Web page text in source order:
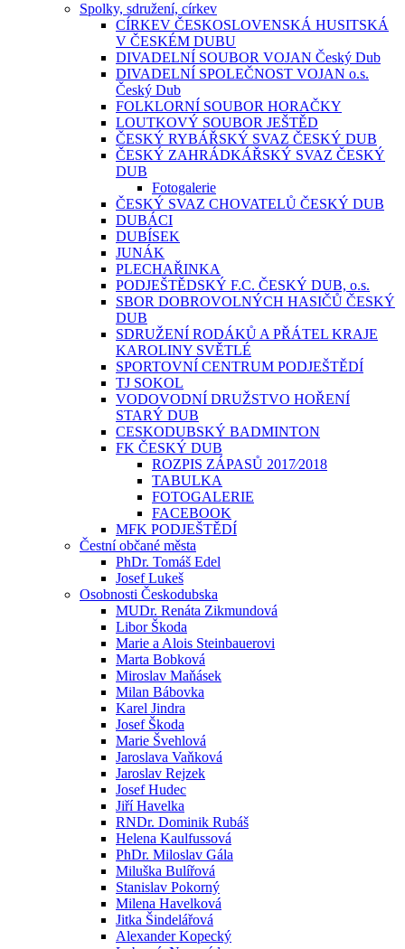
Spolky, sdružení, církev
CÍRKEV ČESKOSLOVENSKÁ HUSITSKÁ
V ČESKÉM DUBU
DIVADELNÍ SOUBOR VOJAN Český Dub
DIVADELNÍ SPOLEČNOST VOJAN o.s.
Český Dub
FOLKLORNÍ SOUBOR HORAČKY
LOUTKOVÝ SOUBOR JEŠTĚD
ČESKÝ RYBÁŘSKÝ SVAZ ČESKÝ DUB
ČESKÝ ZAHRÁDKÁŘSKÝ SVAZ ČESKÝ
DUB
Fotogalerie
ČESKÝ SVAZ CHOVATELŮ ČESKÝ DUB
DUBÁCI
DUBÍSEK
JUNÁK
PLECHAŘINKA
PODJEŠTĚDSKÝ F.C. ČESKÝ DUB, o.s.
SBOR DOBROVOLNÝCH HASIČŮ ČESKÝ
DUB
SDRUŽENÍ RODÁKŮ A PŘÁTEL KRAJE
KAROLINY SVĚTLÉ
SPORTOVNÍ CENTRUM PODJEŠTĚDÍ
TJ SOKOL
VODOVODNÍ DRUŽSTVO HOŘENÍ
STARÝ DUB
CESKODUBSKÝ BADMINTON
FK ČESKÝ DUB
ROZPIS ZÁPASŮ 2017⁄2018
TABULKA
FOTOGALERIE
FACEBOOK
MFK PODJEŠTĚDÍ
Čestní občané města
PhDr. Tomáš Edel
Josef Lukeš
Osobnosti Českodubska
MUDr. Renáta Zikmundová
Libor Škoda
Marie a Alois Steinbauerovi
Marta Bobková
Miroslav Maňásek
Milan Bábovka
Karel Jindra
Josef Škoda
Marie Švehlová
Jaroslava Vaňková
Jaroslav Rejzek
Josef Hudec
Jiří Havelka
RNDr. Dominik Rubáš
Helena Kaulfussová
PhDr. Miloslav Gála
Miluška Bulířová
Stanislav Pokorný
Milena Havelková
Jitka Šindelářová
Alexander Kopecký